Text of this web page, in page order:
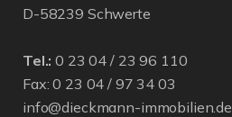
D-58239 Schwerte
Tel.: 0 23 04 / 23 96 110
Fax: 0 23 04 / 97 34 03
info@dieckmann-immobilien.de